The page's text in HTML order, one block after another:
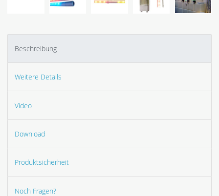
Beschreibung
Weitere Details
Video
Download
Produktsicherheit
Noch Fragen?